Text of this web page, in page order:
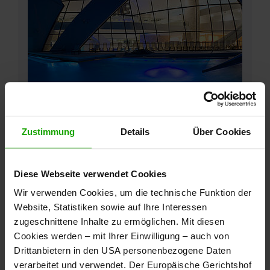
Zustimmung Details Über Cookies
Diese Webseite verwendet Cookies
Wir verwenden Cookies, um die technische Funktion der
Website, Statistiken sowie auf Ihre Interessen
zugeschnittene Inhalte zu ermöglichen. Mit diesen
Cookies werden – mit Ihrer Einwilligung – auch von
Drittanbietern in den USA personenbezogene Daten
verarbeitet und verwendet. Der Europäische Gerichtshof
Entspannung in Zweisamkeit im
Mondenschein
mehrerfahren